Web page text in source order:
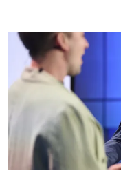
zúčastnit i příštího
výborný program,
absolutně nejlepší
Communication
své zpětné
cítit po celý 9.
tématem „Od
povedl.